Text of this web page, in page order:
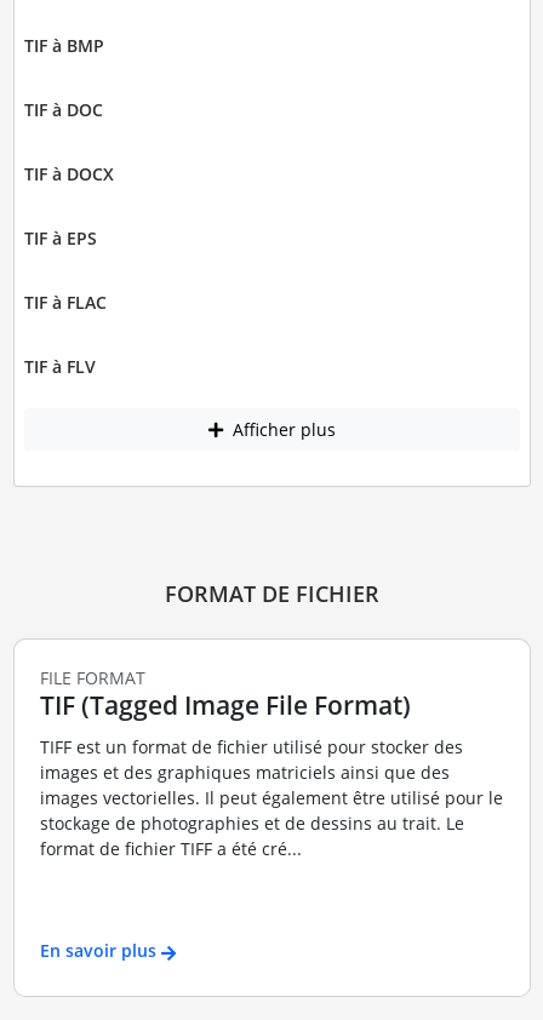
TIF à BMP
TIF à DOC
TIF à DOCX
TIF à EPS
TIF à FLAC
TIF à FLV
Afficher plus
FORMAT DE FICHIER
FILE FORMAT
TIF (Tagged Image File Format)
TIFF est un format de fichier utilisé pour stocker des
images et des graphiques matriciels ainsi que des
images vectorielles. Il peut également être utilisé pour le
stockage de photographies et de dessins au trait. Le
format de fichier TIFF a été cré...
En savoir plus